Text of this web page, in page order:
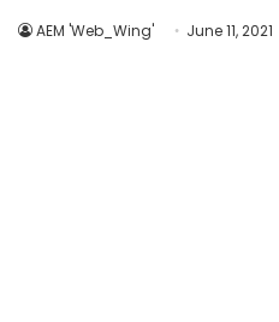
AEM 'Web_Wing' June 11, 2021